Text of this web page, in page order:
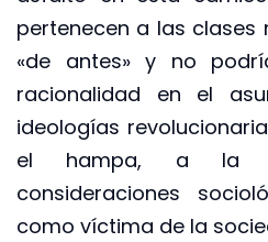
pertenecen a las clases
«de antes» y no
racionalidad en el
ideologías
el hampa, a la
consideraciones
como víctima de la